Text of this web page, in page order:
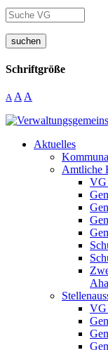
suchen
Schriftgröße
A A A
Aktuelles
Amtliche
VG
VG